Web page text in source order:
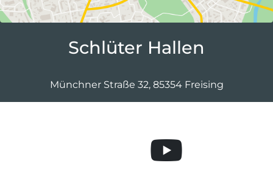
Schlüter Hallen
Münchner Straße 32, 85354 Freising
Folge uns auf Facebook